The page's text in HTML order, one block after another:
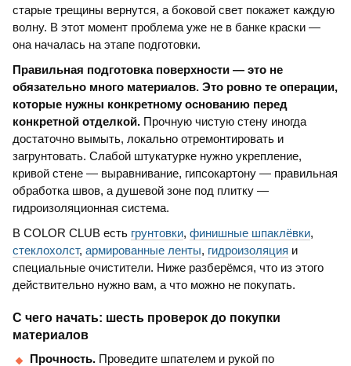
старые трещины вернутся, а боковой свет покажет каждую
волну. В этот момент проблема уже не в банке краски —
она началась на этапе подготовки.
Правильная подготовка поверхности — это не
обязательно много материалов. Это ровно те операции,
которые нужны конкретному основанию перед
конкретной отделкой. Прочную чистую стену иногда
достаточно вымыть, локально отремонтировать и
загрунтовать. Слабой штукатурке нужно укрепление,
кривой стене — выравнивание, гипсокартону — правильная
обработка швов, а душевой зоне под плитку —
гидроизоляционная система.
В COLOR CLUB есть грунтовки, финишные шпаклёвки,
стеклохолст, армированные ленты, гидроизоляция и
специальные очистители. Ниже разберёмся, что из этого
действительно нужно вам, а что можно не покупать.
С чего начать: шесть проверок до покупки
материалов
Прочность. Проведите шпателем и рукой по